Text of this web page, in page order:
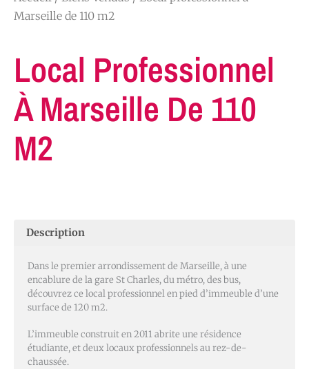
Marseille de 110 m2
Local Professionnel
À Marseille De 110
M2
Description
Dans le premier arrondissement de Marseille, à une
encablure de la gare St Charles, du métro, des bus,
découvrez ce local professionnel en pied d’immeuble d’une
surface de 120 m2.
L’immeuble construit en 2011 abrite une résidence
étudiante, et deux locaux professionnels au rez-de-
chaussée.